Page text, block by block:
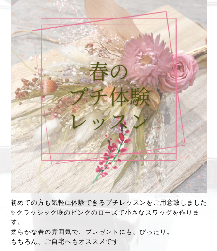
初めての方も気軽に体験できるプチレッスンをご用意致しました
✨クラッシック咲のピンクのローズで小さなスワッグを作りま
す。
柔らかな春の雰囲気で、プレゼントにも、ぴったり。
もちろん、ご自宅へもオススメです